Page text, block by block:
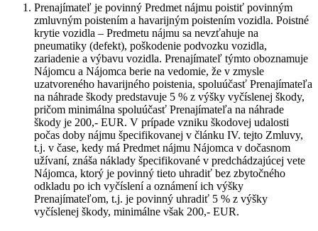
Prenajímateľ je povinný Predmet nájmu poistiť povinným
zmluvným poistením a havarijným poistením vozidla. Poistné
krytie vozidla – Predmetu nájmu sa nevzťahuje na
pneumatiky (defekt), poškodenie podvozku vozidla,
zariadenie a výbavu vozidla. Prenajímateľ týmto oboznamuje
Nájomcu a Nájomca berie na vedomie, že v zmysle
uzatvoreného havarijného poistenia, spoluúčasť Prenajímateľa
na náhrade škody predstavuje 5 % z výšky vyčíslenej škody,
pričom minimálna spoluúčasť Prenajímateľa na náhrade
škody je 200,- EUR. V prípade vzniku škodovej udalosti
počas doby nájmu špecifikovanej v článku IV. tejto Zmluvy,
t.j. v čase, kedy má Predmet nájmu Nájomca v dočasnom
užívaní, znáša náklady špecifikované v predchádzajúcej vete
Nájomca, ktorý je povinný tieto uhradiť bez zbytočného
odkladu po ich vyčíslení a oznámení ich výšky
Prenajímateľom, t.j. je povinný uhradiť 5 % z výšky
vyčíslenej škody, minimálne však 200,- EUR.